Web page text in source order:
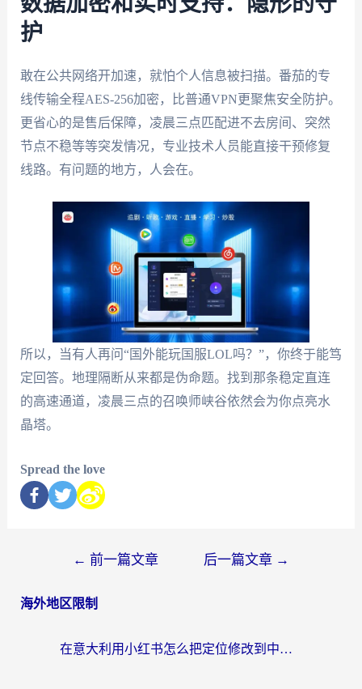
护
敢在公共网络开加速，就怕个人信息被扫描。番茄的专
线传输全程AES-256加密，比普通VPN更聚焦安全防护。
更省心的是售后保障，凌晨三点匹配进不去房间、突然
节点不稳等等突发情况，专业技术人员能直接干预修复
线路。有问题的地方，人会在。
所以，当有人再问“国外能玩国服LOL吗？”，你终于能笃
定回答。地理隔断从来都是伪命题。找到那条稳定直连
的高速通道，凌晨三点的召唤师峡谷依然会为你点亮水
晶塔。
Spread the love
← 前一篇文章 后一篇文章 →
海外地区限制
在意大利用小红书怎么把定位修改到中国国内？3个实用技巧+1个靠谱工具帮你搞定